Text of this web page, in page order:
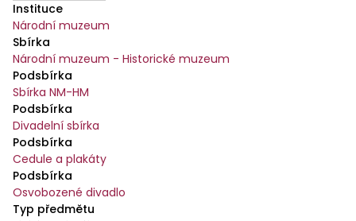
Instituce
Národní muzeum
Sbírka
Národní muzeum - Historické muzeum
Podsbírka
Sbírka NM-HM
Podsbírka
Divadelní sbírka
Podsbírka
Cedule a plakáty
Podsbírka
Osvobozené divadlo
Typ předmětu